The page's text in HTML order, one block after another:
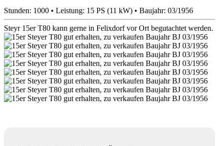
Stunden: 1000 • Leistung: 15 PS (11 kW) • Baujahr: 03/1956
Steyr 15er T80 kann gerne in Felixdorf vor Ort begutachtet werden.